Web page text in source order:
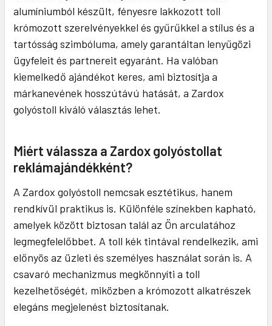
alumíniumból készült, fényesre lakkozott toll
krómozott szerelvényekkel és gyűrűkkel a stílus és a
tartósság szimbóluma, amely garantáltan lenyűgözi
ügyfeleit és partnereit egyaránt. Ha valóban
kiemelkedő ajándékot keres, ami biztosítja a
márkanevének hosszútávú hatását, a Zardox
golyóstoll kiváló választás lehet.
Miért válassza a Zardox golyóstollat
reklámajándékként?
A Zardox golyóstoll nemcsak esztétikus, hanem
rendkívül praktikus is. Különféle színekben kapható,
amelyek között biztosan talál az Ön arculatához
legmegfelelőbbet. A toll kék tintával rendelkezik, ami
előnyös az üzleti és személyes használat során is. A
csavaró mechanizmus megkönnyíti a toll
kezelhetőségét, miközben a krómozott alkatrészek
elegáns megjelenést biztosítanak.